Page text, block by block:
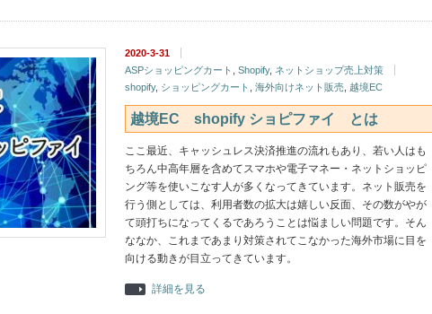
2020-3-31
ASPショッピングカート
Shopify, ネットショップ売上対策
shopify, ショッピングカート 海外向けネット販売 越境EC
越境EC shopify ショピファイ とは
ここ最近、キャッシュレス決済推進の流れもあり、若い人はも
ちろん中高年層を含めてスマホや電子マネー・ネットショッピ
ング等を使いこなす人が多くなってきています。ネット販売を
行う側としては、利用者数の拡大は嬉しい反面、その数がやが
て頭打ちになってくるであろうことは悩ましい問題です。そん
ななか、これまであまり対策されてこなかった海外市場に目を
向ける動きが目立ってきています。
詳細を見る